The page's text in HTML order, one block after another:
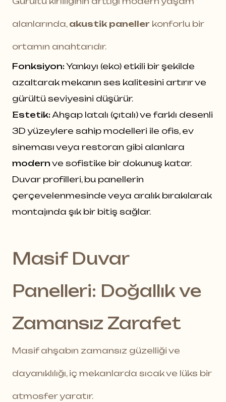
alanlarında, akustik paneller konforlu bir
ortamın anahtarıdır.
Fonksiyon: Yankıyı (eko) etkili bir şekilde
azaltarak mekanın ses kalitesini artırır ve
gürültü seviyesini düşürür.
Estetik: Ahşap latalı (çıtalı) ve farklı desenli
3D yüzeylere sahip modelleri ile ofis, ev
sineması veya restoran gibi alanlara
modern ve sofistike bir dokunuş katar.
Duvar profilleri, bu panellerin
çerçevelenmesinde veya aralık bırakılarak
montajında şık bir bitiş sağlar.
Masif Duvar
Panelleri: Doğallık ve
Zamansız Zarafet
Masif ahşabın zamansız güzelliği ve
dayanıklılığı, iç mekanlarda sıcak ve lüks bir
atmosfer yaratır.